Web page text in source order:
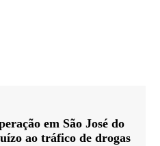
em São José do
ao tráfico de drogas